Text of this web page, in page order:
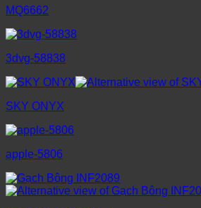
MQ6662
3dvg-58838
SKY ONYX
apple-5806